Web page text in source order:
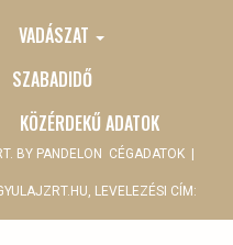
VADÁSZAT
SZABADIDŐ
KÖZÉRDEKŰ ADATOK
BY PANDELON CÉGADATOK
, LEVELEZÉSI CÍM: